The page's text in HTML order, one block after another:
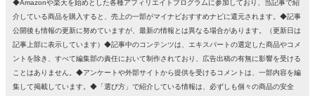
◆Amazonや楽天を始めとした各種アフィリエイトプログラムに参加しており、当記事で紹
介している商品を購入すると、売上の一部がマイナビおすすめナビに還元されます。◆記事
公開後も情報の更新に努めていますが、最新の情報とは異なる場合があります。（更新日は
記事上部に表示しています）◆記事中のコンテンツは、エキスパートの選定した商品やコメ
ントを除き、すべて編集部の責任において制作されており、広告出稿の有無に影響を受ける
ことはありません。◆アンケートや外部サイトから提供を受けるコメントは、一部内容を編
集して掲載しています。◆「選び方」で紹介している情報は、必ずしも個々の商品の安全